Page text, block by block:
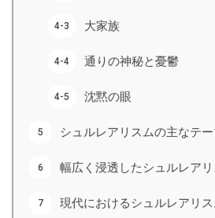
大家族
通りの神秘と憂鬱
沈黙の眼
シュルレアリスムの主なテ
幅広く浸透したシュルレア
現代におけるシュルレアリ